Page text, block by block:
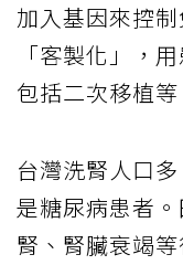
加入基因來控
「客製化」，
包括二次移植等
台灣洗腎人口
是糖尿病患者
腎、腎臟衰竭